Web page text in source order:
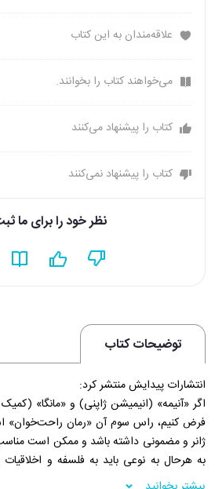
علاقه‌مندان به این کتاب
می‌خواهند کتاب را بخوانند.
کتاب را پیشنهاد می‌کنند
کتاب را پیشنهاد نمی‌کنند
نظر خود را برای ما
توضیحات کتاب
انتشارات پيدايش منتشر کرد:
اگر «آنیمه» (انیمیشن ژاپنی) و «مانگا»
فرض کنیم، راس سوم آن «رمان راحت‌خوان»
ژانر و مضمونی داشته باشد و ممکن است
به هرحال به نوعی باید به فلسفه و اخلاقیات
روانی متن بکاهد و درگیر صنایع ادبی و تمثیل